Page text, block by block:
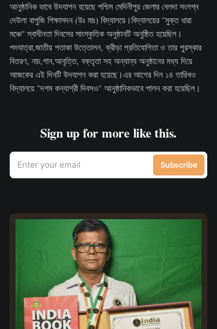
আনুষ্ঠানিক ভাবে উদযাপন হয়েছে পশ্চিম মেদিনীপুর জেলার বেলদা সংলগ্ন
দেউলা বাপুজি শিক্ষাসদন (উঃ মাঃ) বিদ্যালয়ে।বিদ্যালয়ের "মুক্ত ধারা
মঞ্চে" স্বাধীনতা দিবসের সাংস্কৃতিক অনুষ্ঠানটি অনুষ্ঠিত হয়েছিল।
পদযাত্রা,জাতীয় পতাকা উত্তোলন, ক্রীড়া প্রতিযোগিতা ও তার পুরস্কার
বিতরণ, নাচ,গান,আবৃত্তি, বক্তৃতা সহ অন্যান্য অনুষ্ঠানের মধ্য দিয়ে
আজকের এই দিনটি উদযাপন করা হয়েছে।এর আগের দিন ১৪ তারিখও
বিদ্যালয়ে "দশম কন্যাশ্রী দিবসও" আনুষ্ঠানিকভাবে পালন করা হয়েছিল।
Sign up for more like this.
Enter your email Subscribe